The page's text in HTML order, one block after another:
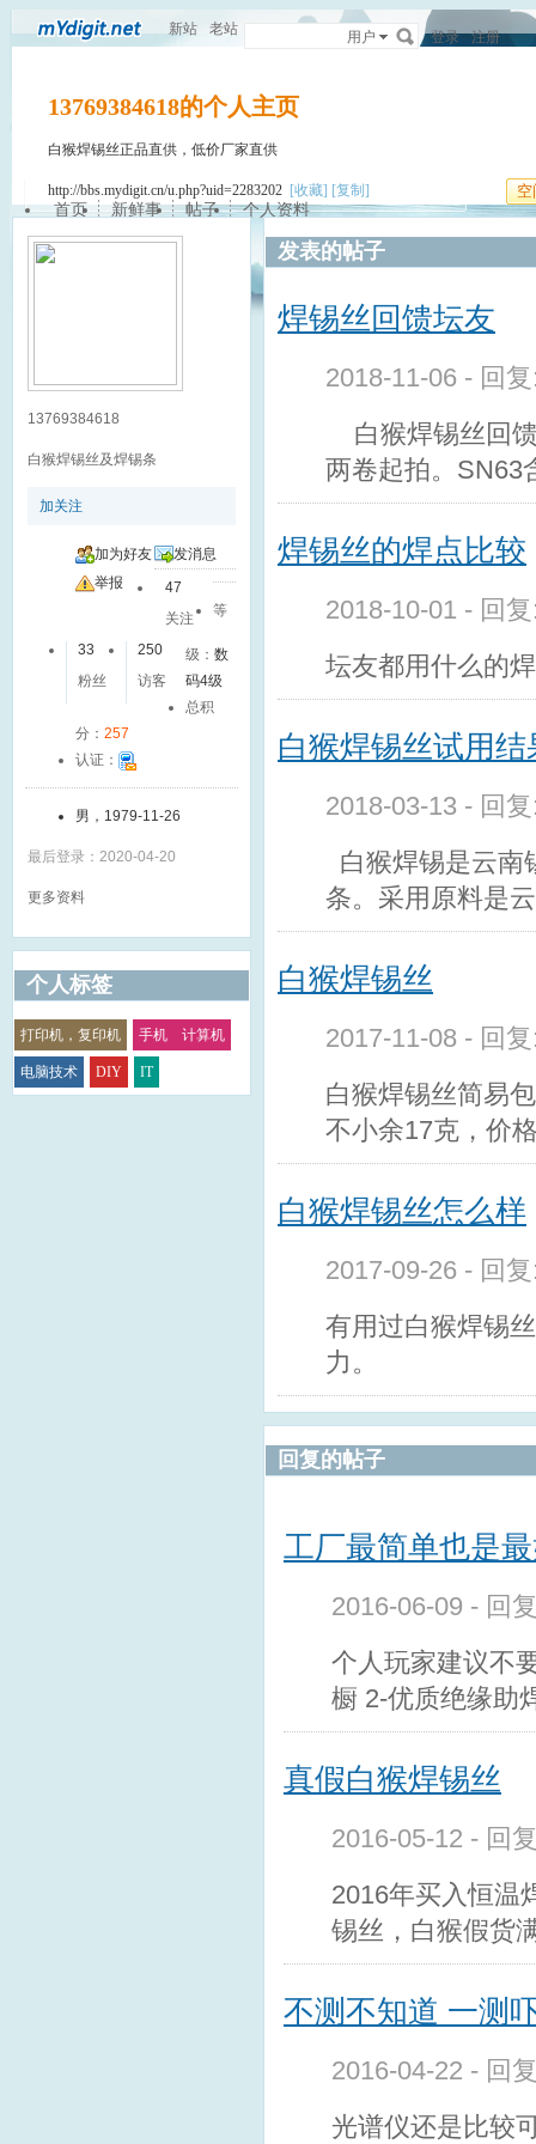
新站 老站 用户 登录 注册
13769384618的个人主页
白猴焊锡丝正品直供，低价厂家直供
http://bbs.mydigit.cn/u.php?uid=2283202 [收藏] [复制] 空
首页 新鲜事 帖子 个人资料
13769384618
白猴焊锡丝及焊锡条
加关注
加为好友
发消息
举报
47
关注
33
粉丝
250
访客
等
级：数
码4级
总积
分： 257
认证：
男，1979-11-26
最后登录：2020-04-20
更多资料
个人标签
打印机，复印机 手机 计算机
电脑技术 DIY IT
发表的帖子
焊锡丝回馈坛友
2018-11-06 - 回
白猴焊锡丝回
两卷起拍。SN63
焊锡丝的焊点比较
2018-10-01 - 回
坛友都用什么的
白猴焊锡丝试用结
2018-03-13 - 回
白猴焊锡是云南
条。采用原料是
白猴焊锡丝
2017-11-08 - 回
白猴焊锡丝简易
不小余17克，价
白猴焊锡丝怎么样
2017-09-26 - 回
有用过白猴焊锡
力。
回复的帖子
工厂最简单也是
2016-06-09 - 回
个人玩家建议不
橱 2-优质绝缘助
真假白猴焊锡丝
2016-05-12 - 回
2016年买入恒温
锡丝，白猴假货
不测不知道 一测
2016-04-22 - 回
光谱仪还是比较